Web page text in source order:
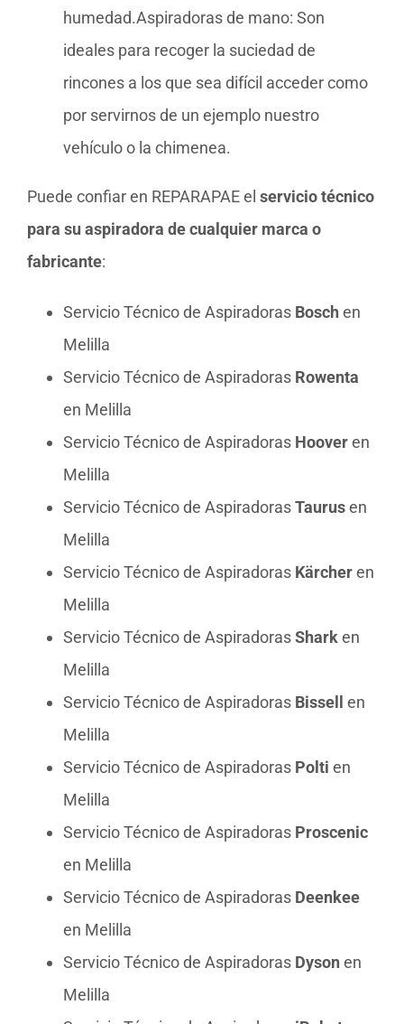
humedad.Aspiradoras de mano: Son
ideales para recoger la suciedad de
rincones a los que sea difícil acceder como
por servirnos de un ejemplo nuestro
vehículo o la chimenea.
Puede confiar en REPARAPAE el servicio técnico
para su aspiradora de cualquier marca o
fabricante:
Servicio Técnico de Aspiradoras Boschen
Melilla
Servicio Técnico de Aspiradoras Rowenta
en Melilla
Servicio Técnico de Aspiradoras Hooveren
Melilla
Servicio Técnico de AspiradorasTaurusen
Melilla
Servicio Técnico de Aspiradoras Kärcheren
Melilla
Servicio Técnico de AspiradorasSharken
Melilla
Servicio Técnico de Aspiradoras Bissell en
Melilla
Servicio Técnico de Aspiradoras Polti en
Melilla
Servicio Técnico de Aspiradoras Proscenic
en Melilla
Servicio Técnico de Aspiradoras Deenkee
en Melilla
Servicio Técnico de Aspiradoras Dysonen
Melilla